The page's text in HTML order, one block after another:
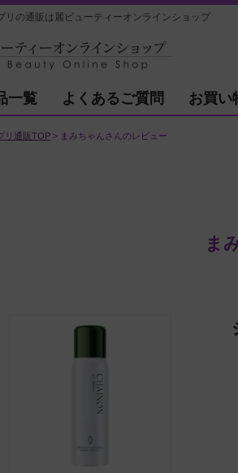
リの通販は麗ビューティーオンラインショップ
一覧 よくあるご質問 お買い
リ通販TOP まみちゃんさんのレビュー
ま